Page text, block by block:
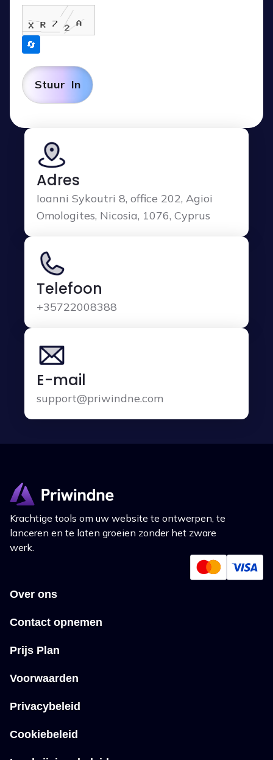
🔄
Adres
Ioanni Sykoutri 8, office 202, Agioi
Omologites, Nicosia, 1076, Cyprus
Telefoon
+35722008388
E-mail
support@priwindne.com
Krachtige tools om uw website te ontwerpen, te
lanceren en te laten groeien zonder het zware
werk.
Over ons
Contact opnemen
Prijs Plan
Voorwaarden
Privacybeleid
Cookiebeleid